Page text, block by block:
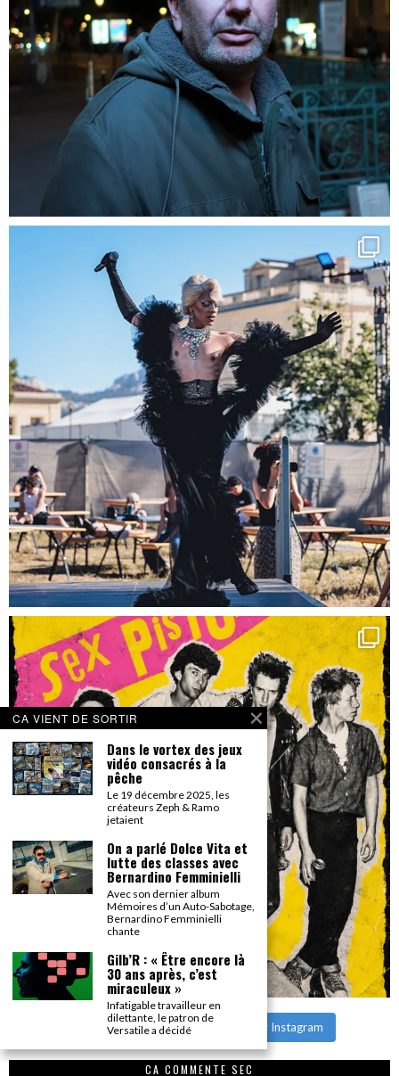
CHARGER PLUS Suivre sur Instagram
CA COMMENTE SEC
CA VIENT DE SORTIR
Dans le vortex des jeux
vidéo consacrés à la
pêche
Le 19 décembre 2025, les
créateurs Zeph & Ramo
jetaient
On a parlé Dolce Vita et
lutte des classes avec
Bernardino Femminielli
Avec son dernier album
Mémoires d’un Auto-Sabotage,
Bernardino Femminielli
chante
Gilb’R : « Être encore là
30 ans après, c’est
miraculeux »
Infatigable travailleur en
dilettante, le patron de
Versatile a décidé